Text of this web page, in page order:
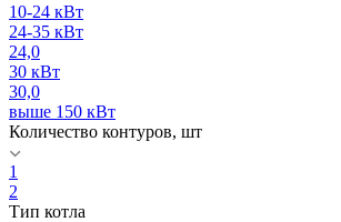
10-24 кВт
24-35 кВт
24,0
30 кВт
30,0
выше 150 кВт
Количество контуров, шт
1
2
Тип котла